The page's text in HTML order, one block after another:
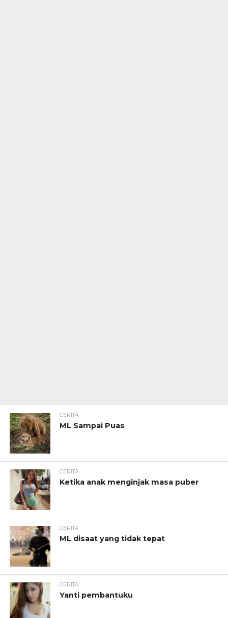
CERITA
ML Sampai Puas
CERITA
Ketika anak menginjak masa puber
CERITA
ML disaat yang tidak tepat
CERITA
Yanti pembantuku